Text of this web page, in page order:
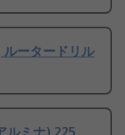
ルータードリル